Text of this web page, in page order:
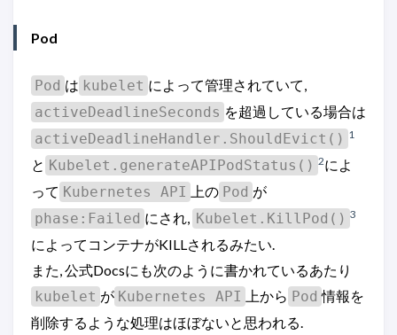
Pod
Pod は kubelet によって管理されていて,
activeDeadlineSeconds を超過している場合は
activeDeadlineHandler.ShouldEvict() 1
と Kubelet.generateAPIPodStatus() 2によ
って Kubernetes API 上の Pod が
phase:Failed にされ, Kubelet.KillPod() 3
によってコンテナがKILLされるみたい.
また, 公式Docsにも次のように書かれているあたり
kubelet が Kubernetes API 上から Pod 情報を
削除するような処理はほぼないと思われる.